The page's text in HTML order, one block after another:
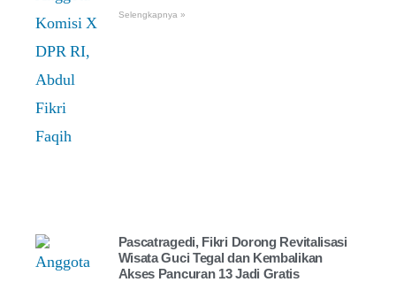
Selengkapnya »
Pascatragedi, Fikri Dorong Revitalisasi
Wisata Guci Tegal dan Kembalikan
Akses Pancuran 13 Jadi Gratis